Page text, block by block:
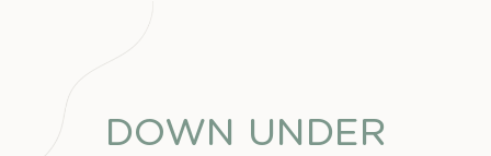
DOWN UNDER